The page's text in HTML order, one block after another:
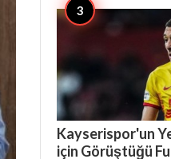
Kayserispor'un
için Görüştüğü